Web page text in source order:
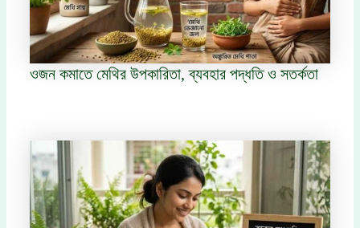
ওজন কমাতে মেথির উপকারিতা, ব্যবহার পদ্ধতি ও সতর্কতা